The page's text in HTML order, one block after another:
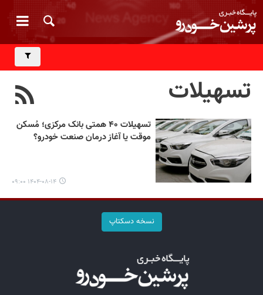
تسهیلات
تسهیلات ۴۰ همتی بانک مرکزی؛ مُسکن
موقت یا آغاز درمان صنعت خودرو؟
۱۴۰۴-۰۸-۱۴ ۰۹:۰۰
نسخه دسکتاپ